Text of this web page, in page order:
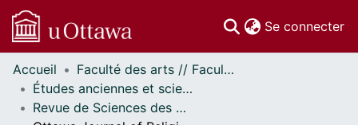
Se connecter
Communautés
et collections
Parcourir
Accueil
Faculté des arts // Faculty of Arts
Études anciennes et sciences des religions // Classics and Religious Studies
Revue de Sciences des Religions d'Ottawa // Ottawa Journal of Religion